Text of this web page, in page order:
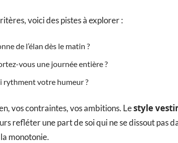
voici des pistes à explorer :
de l’élan dès le matin ?
vous une journée entière ?
rythment votre humeur ?
vos contraintes, vos ambitions. Lestyle
refléter une part de soi qui ne se dissout pas
monotonie.